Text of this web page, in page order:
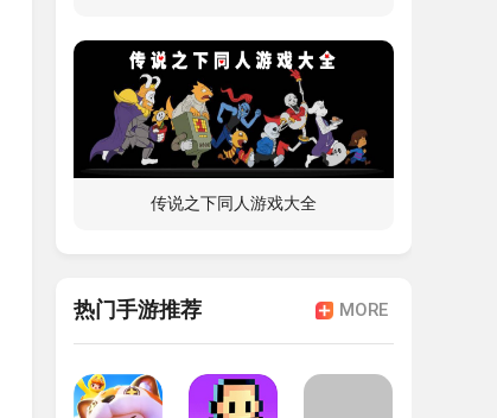
传说之下同人游戏大全
热门手游推荐 MORE